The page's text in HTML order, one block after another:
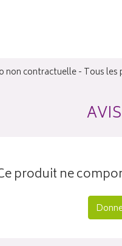
non contractuelle - Tous les
produit ne